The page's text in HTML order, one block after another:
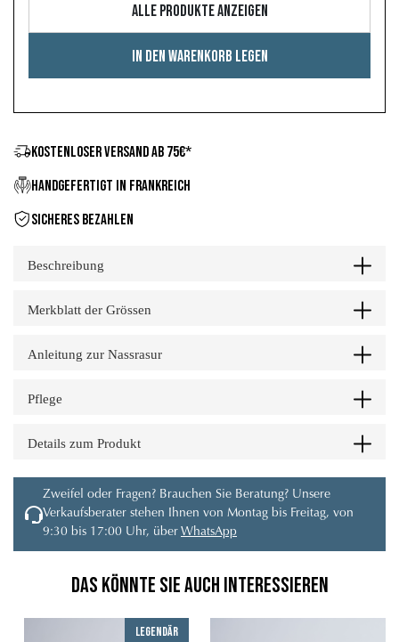
Alle Produkte anzeigen
In den Warenkorb legen
KOSTENLOSER VERSAND AB 75€*
HANDGEFERTIGT IN FRANKREICH
SICHERES BEZAHLEN
Beschreibung
Merkblatt der Grössen
Anleitung zur Nassrasur
Pflege
Details zum Produkt
Zweifel oder Fragen? Brauchen Sie Beratung? Unsere
Verkaufsberater stehen Ihnen von Montag bis Freitag, von
9:30 bis 17:00 Uhr, über WhatsApp
Das könnte Sie auch interessieren
Legendär